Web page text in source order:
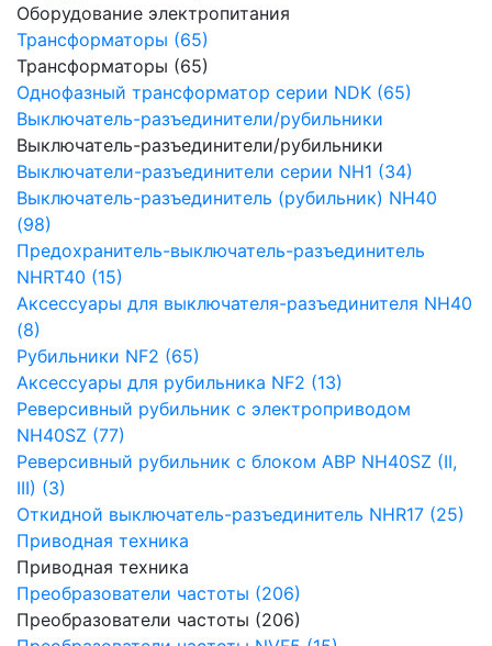
Оборудование электропитания
Трансформаторы (65)
Трансформаторы (65)
Однофазный трансформатор серии NDK (65)
Выключатель-разъединители/рубильники
Выключатель-разъединители/рубильники
Выключатели-разъединители серии NH1 (34)
Выключатель-разъединитель (рубильник) NH40
(98)
Предохранитель-выключатель-разъединитель
NHRT40 (15)
Аксессуары для выключателя-разъединителя NH40
(8)
Рубильники NF2 (65)
Аксессуары для рубильника NF2 (13)
Реверсивный рубильник с электроприводом
NH40SZ (77)
Реверсивный рубильник с блоком АВР NH40SZ (II,
III) (3)
Откидной выключатель-разъединитель NHR17 (25)
Приводная техника
Приводная техника
Преобразователи частоты (206)
Преобразователи частоты (206)